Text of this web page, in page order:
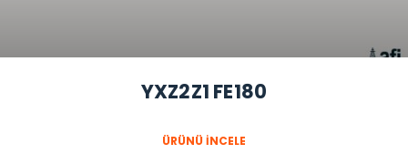
YXZ2Z1 FE180
ÜRÜNÜ İNCELE